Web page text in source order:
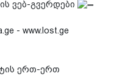
ვებ-გვერდები
- www.lost.ge
ერთ-ერთ